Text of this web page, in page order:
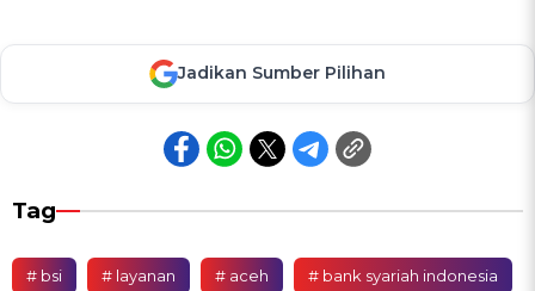
Jadikan Sumber Pilihan
Tag
# bsi # layanan # aceh # bank syariah indonesia